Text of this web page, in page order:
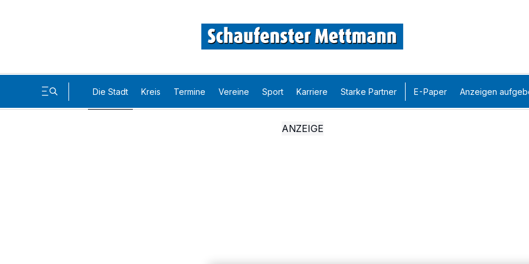
Die Stadt Kreis Termine Vereine Sport Karriere Starke Partner E-Paper Anzeigen